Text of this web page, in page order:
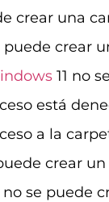
crear una
puede crear
11 no
está
a la
crear
se puede